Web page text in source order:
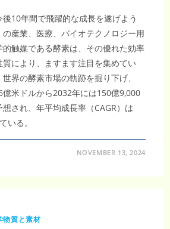
10年間で飛躍的な成長を遂げよう
の産業、医療、バイオテクノロジー用
触媒である酵素は、その優れた効率
により、ますます注目を集めてい
界の酵素市場の軌跡を掘り下げ、
米ドルから2032年には150億9,000
され、年平均成長率（CAGR）は
いる。
NOVEMBER 13, 2024
物質と素材